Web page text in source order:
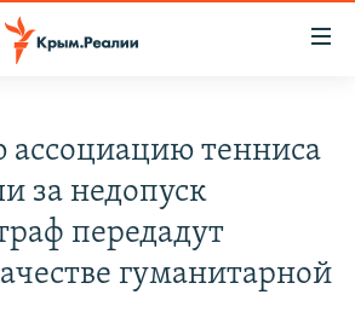
ассоциацию тенниса
за недопуск
передадут
гуманитарной